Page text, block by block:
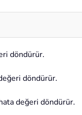
döndürür.
döndürür.
değeri döndürür.